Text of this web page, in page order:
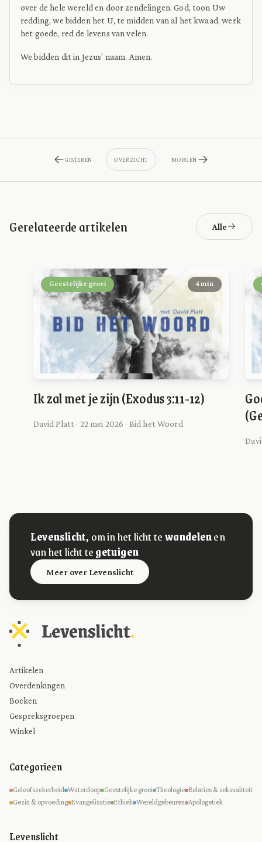
over de hele wereld en door zendelingen. God, toon Uw
redding, we bidden het U, te midden van al het kwaad, werk
het goede, red de levens van velen.
We bidden dit in Jezus’ naam. Amen.
GISTEREN OVERZICHT MORGEN
Gerelateerde artikelen Alle
Geestelijke groei 4 min
Ik zal met je zijn (Exodus 3:11-12)
David Platt · 22 mei 2026 · Bid het Woord
Levenslicht, om in het licht tewandelenen
van het licht tegetuigen
Meer over Levenslicht
Artikelen
Overdenkingen
Boeken
Gespreksgroepen
Winkel
Categorieen
Geloofszekerheid Waterdoop Geestelijke groei Theologie Relaties & seksualiteit
Gezin & opvoeding Evangelisatie Ethiek Wereldgebeuren Apologetiek
Levenslicht